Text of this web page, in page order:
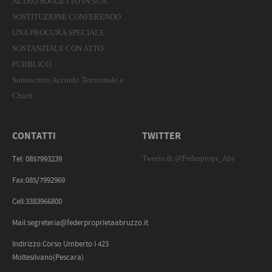
SOSTITUZIONE CONFERENDO
UNA PROCURA SPECIALE
SOSTANZIALE CON ATTO
PUBBLICO.
Sottoscritto Accordo Territoriale a
Chieti
CONTATTI
Tel: 0857993239
Fax:085/7992969
Cell:3383966800
Mail:segreteria@federproprietaabruzzo.it
Indirizzo:Corso Umberto I 423
Moltesilvano(Pescara)
TWITTER
Tweets di @Federpropr_Abr